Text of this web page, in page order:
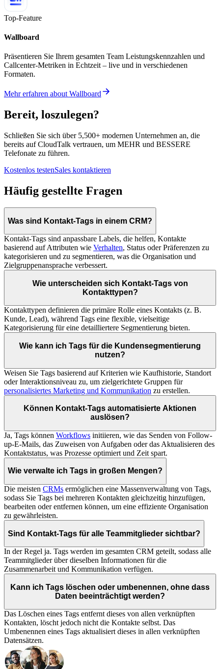
Top-Feature
Wallboard
Präsentieren Sie Ihrem gesamten Team Leistungskennzahlen und
Callcenter-Metriken in Echtzeit – live und in verschiedenen
Formaten.
Mehr erfahren about Wallboard
Bereit, loszulegen?
Schließen Sie sich über 5,500+ modernen Unternehmen an, die
bereits auf CloudTalk vertrauen, um MEHR und BESSERE
Telefonate zu führen.
Kostenlos testenSales kontaktieren
Häufig gestellte Fragen
Was sind Kontakt-Tags in einem CRM?
Kontakt-Tags sind anpassbare Labels, die helfen, Kontakte
basierend auf Attributen wie Verhalten, Status oder Präferenzen zu
kategorisieren und zu segmentieren, was die Organisation und
Zielgruppenansprache verbessert.
Wie unterscheiden sich Kontakt-Tags von
Kontakttypen?
Kontakttypen definieren die primäre Rolle eines Kontakts (z. B.
Kunde, Lead), während Tags eine flexible, vielseitige
Kategorisierung für eine detailliertere Segmentierung bieten.
Wie kann ich Tags für die Kundensegmentierung
nutzen?
Weisen Sie Tags basierend auf Kriterien wie Kaufhistorie, Standort
oder Interaktionsniveau zu, um zielgerichtete Gruppen für
personalisiertes Marketing und Kommunikation zu erstellen.
Können Kontakt-Tags automatisierte Aktionen
auslösen?
Ja, Tags können Workflows initiieren, wie das Senden von Follow-
up-E-Mails, das Zuweisen von Aufgaben oder das Aktualisieren des
Kontaktstatus, was Prozesse optimiert und Zeit spart.
Wie verwalte ich Tags in großen Mengen?
Die meisten CRMs ermöglichen eine Massenverwaltung von Tags,
sodass Sie Tags bei mehreren Kontakten gleichzeitig hinzufügen,
bearbeiten oder entfernen können, um eine effiziente Organisation
zu gewährleisten.
Sind Kontakt-Tags für alle Teammitglieder sichtbar?
In der Regel ja. Tags werden im gesamten CRM geteilt, sodass alle
Teammitglieder über dieselben Informationen für die
Zusammenarbeit und Kommunikation verfügen.
Kann ich Tags löschen oder umbenennen, ohne dass
Daten beeinträchtigt werden?
Das Löschen eines Tags entfernt dieses von allen verknüpften
Kontakten, löscht jedoch nicht die Kontakte selbst. Das
Umbenennen eines Tags aktualisiert dieses in allen verknüpften
Datensätzen.